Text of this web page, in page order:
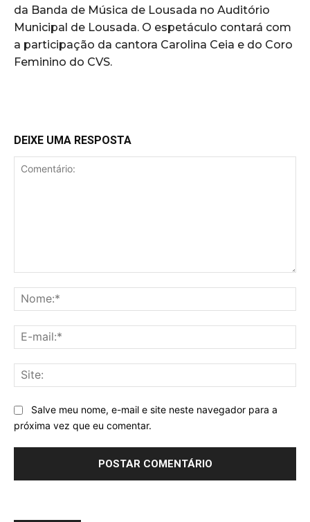
da Banda de Música de Lousada no Auditório
Municipal de Lousada. O espetáculo contará com
a participação da cantora Carolina Ceia e do Coro
Feminino do CVS.
DEIXE UMA RESPOSTA
Salve meu nome, e-mail e site neste navegador para a
próxima vez que eu comentar.